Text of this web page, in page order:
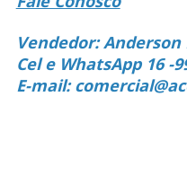
Vendedor: Anderson
Cel e WhatsApp 16 -
E-mail: